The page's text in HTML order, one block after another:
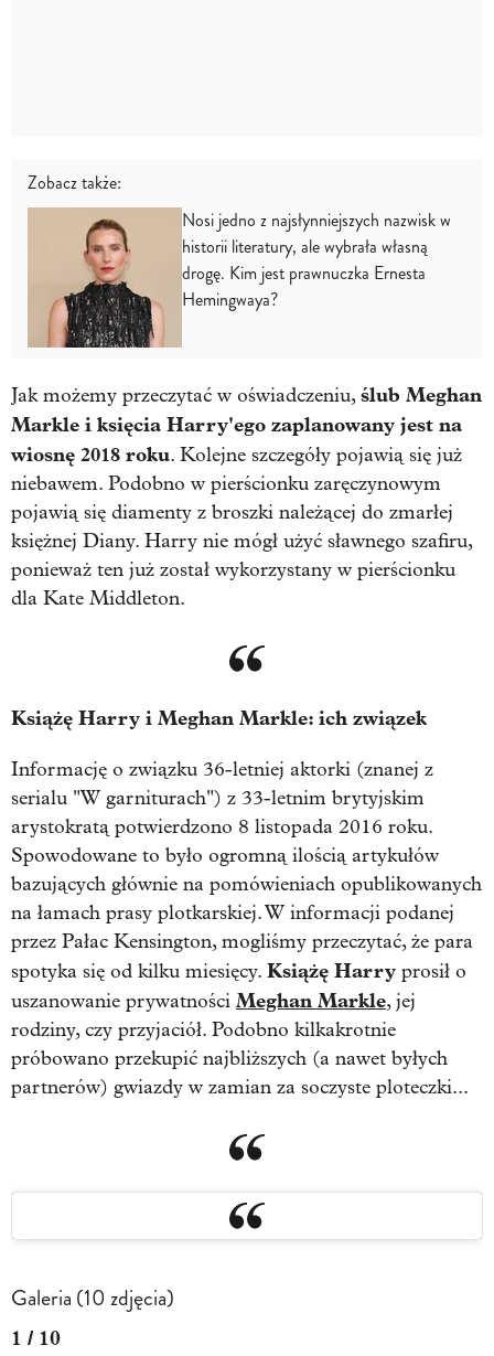
Zobacz także:
Nosi jedno z najsłynniejszych nazwisk w
historii literatury, ale wybrała własną
drogę. Kim jest prawnuczka Ernesta
Hemingwaya?
Jak możemy przeczytać w oświadczeniu,ślub Meghan
Markle i księcia Harry'ego zaplanowany jest na
wiosnę 2018 roku. Kolejne szczegóły pojawią się już
niebawem. Podobno w pierścionku zaręczynowym
pojawią się diamenty z broszki należącej do zmarłej
księżnej Diany. Harry nie mógł użyć sławnego szafiru,
ponieważ ten już został wykorzystany w pierścionku
dla Kate Middleton.
Książę Harry i Meghan Markle: ich związek
Informację o związku 36-letniej aktorki (znanej z
serialu "W garniturach") z 33-letnim brytyjskim
arystokratą potwierdzono 8 listopada 2016 roku.
Spowodowane to było ogromną ilością artykułów
bazujących głównie na pomówieniach opublikowanych
na łamach prasy plotkarskiej. W informacji podanej
przez Pałac Kensington, mogliśmy przeczytać, że para
spotyka się od kilku miesięcy. Książę Harry prosił o
uszanowanie prywatności Meghan Markle, jej
rodziny, czy przyjaciół. Podobno kilkakrotnie
próbowano przekupić najbliższych (a nawet byłych
partnerów) gwiazdy w zamian za soczyste ploteczki...
Galeria (10 zdjęcia)
1 / 10